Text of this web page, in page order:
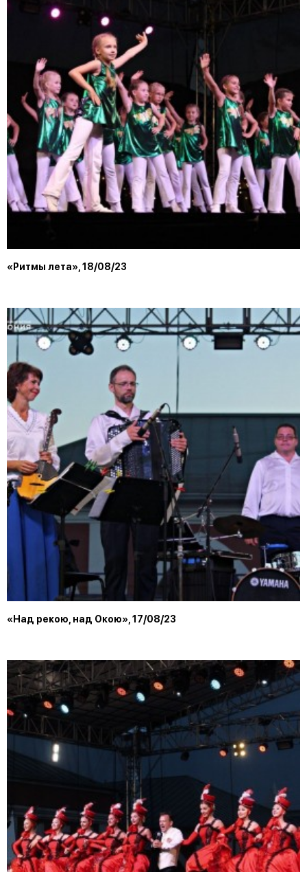
«Ритмы лета», 18/08/23
«Над рекою, над Окою», 17/08/23